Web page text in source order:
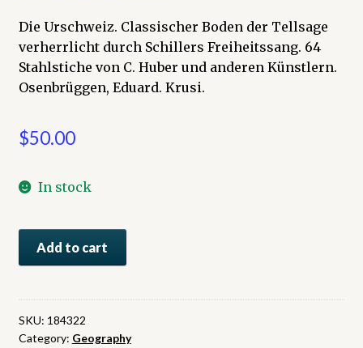
Die Urschweiz. Classischer Boden der Tellsage
verherrlicht durch Schillers Freiheitssang. 64
Stahlstiche von C. Huber und anderen Künstlern.
Osenbrüggen, Eduard. Krusi.
$50.00
In stock
Urschweiz.
Boden
der
Tellsage
Add to cart
SKU: 184322
Category: Geography